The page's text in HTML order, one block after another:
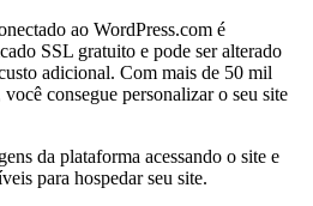
ao WordPress.com é
SSL gratuito e pode ser alterado
adicional. Com mais de 50 mil
consegue personalizar o seu site
da plataforma acessando o site e
para hospedar seu site.